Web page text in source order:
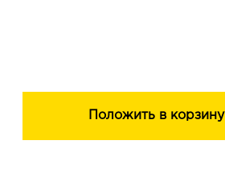
Положить в корзину